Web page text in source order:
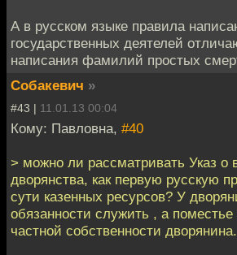
А в русском языке правила
государственных деятелей
написания фамилий простых
Собакевич »
#43 | 11.01.13 00:04
Кому: Павловна, #40
> можно ли рассматривать Указ о
дворянства, как первую русскую
сути казенных ресурсов? У
обязанности служить , а поместье
частной собственности дворянина.